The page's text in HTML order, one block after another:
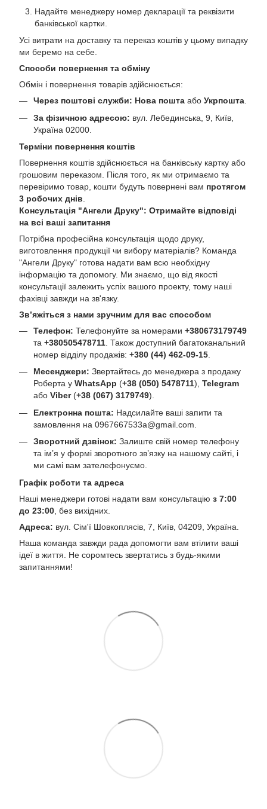
Надайте менеджеру номер декларації та реквізити
банківської картки.
Усі витрати на доставку та переказ коштів у цьому випадку
ми беремо на себе.
Способи повернення та обміну
Обмін і повернення товарів здійснюється:
Через поштові служби: Нова пошта або Укрпошта.
За фізичною адресою: вул. Лебединська, 9, Київ,
Україна 02000.
Терміни повернення коштів
Повернення коштів здійснюється на банківську картку або
грошовим переказом. Після того, як ми отримаємо та
перевіримо товар, кошти будуть повернені вам протягом
3 робочих днів
Консультація "Ангели Друку": Отримайте відповіді
на всі ваші запитання
Потрібна професійна консультація щодо друку,
виготовлення продукції чи вибору матеріалів? Команда
"Ангели Друку" готова надати вам всю необхідну
інформацію та допомогу. Ми знаємо, що від якості
консультації залежить успіх вашого проекту, тому наші
фахівці завжди на зв'язку.
Зв’яжіться з нами зручним для вас способом
Телефон: Телефонуйте за номерами +380673179749
та +380505478711 . Також доступний багатоканальний
номер відділу продажів: +380 (44) 462-09-15
Месенджери: Звертайтесь до менеджера з продажу
Роберта у WhatsApp (+38 (050) 5478711), Telegram
або Viber(+38 (067) 3179749).
Електронна пошта: Надсилайте ваші запити та
замовлення на 0967667533a@gmail.com
Зворотний дзвінок: Залиште свій номер телефону
та ім’я у формі зворотного зв’язку на нашому сайті, і
ми самі вам зателефонуємо.
Графік роботи та адреса
Наші менеджери готові надати вам консультацію з 7:00
до 23:00 , без вихідних.
Адреса: вул. Сім'ї Шовкоплясів, 7, Київ, 04209, Україна.
Наша команда завжди рада допомогти вам втілити ваші
ідеї в життя. Не соромтесь звертатись з будь-якими
запитаннями!